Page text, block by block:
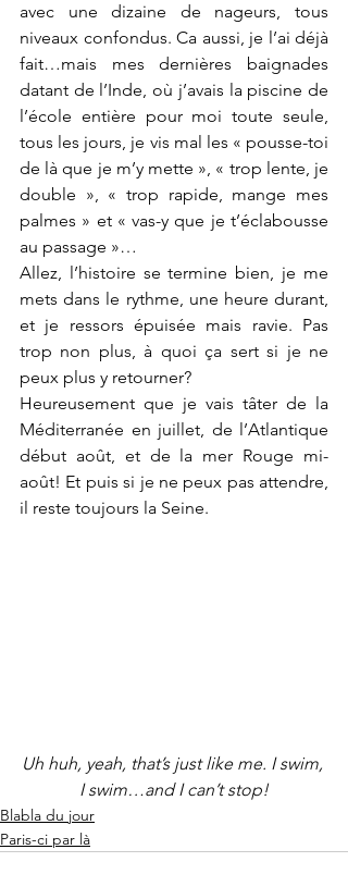
avec une dizaine de nageurs, tous
niveaux confondus. Ca aussi, je l’ai déjà
fait…mais mes dernières baignades
datant de l’Inde, où j’avais la piscine de
l’école entière pour moi toute seule,
tous les jours, je vis mal les « pousse-toi
de là que je m’y mette », « trop lente, je
double », « trop rapide, mange mes
palmes » et « vas-y que je t’éclabousse
au passage »…
Allez, l’histoire se termine bien, je me
mets dans le rythme, une heure durant,
et je ressors épuisée mais ravie. Pas
trop non plus, à quoi ça sert si je ne
peux plus y retourner?
Heureusement que je vais tâter de la
Méditerranée en juillet, de l’Atlantique
début août, et de la mer Rouge mi-
août! Et puis si je ne peux pas attendre,
il reste toujours la Seine.
Uh huh, yeah, that’s just like me. I swim,
I swim…and I can’t stop!
Blabla du jour
Paris-ci par là